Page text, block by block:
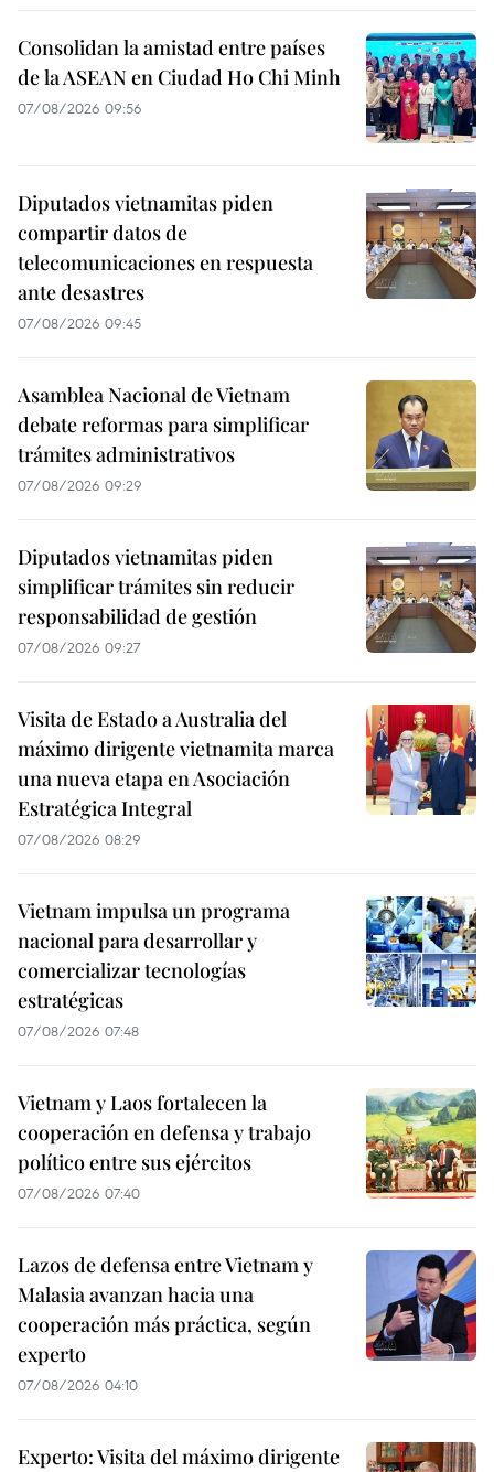
Consolidan la amistad entre países
de la ASEAN en Ciudad Ho Chi Minh
07/08/2026 09:56
Diputados vietnamitas piden
compartir datos de
telecomunicaciones en respuesta
ante desastres
07/08/2026 09:45
Asamblea Nacional de Vietnam
debate reformas para simplificar
trámites administrativos
07/08/2026 09:29
Diputados vietnamitas piden
simplificar trámites sin reducir
responsabilidad de gestión
07/08/2026 09:27
Visita de Estado a Australia del
máximo dirigente vietnamita marca
una nueva etapa en Asociación
Estratégica Integral
07/08/2026 08:29
Vietnam impulsa un programa
nacional para desarrollar y
comercializar tecnologías
estratégicas
07/08/2026 07:48
Vietnam y Laos fortalecen la
cooperación en defensa y trabajo
político entre sus ejércitos
07/08/2026 07:40
Lazos de defensa entre Vietnam y
Malasia avanzan hacia una
cooperación más práctica, según
experto
07/08/2026 04:10
Experto: Visita del máximo dirigente